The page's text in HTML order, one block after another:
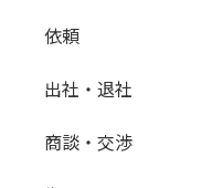
依頼
出社・退社
商談・交渉